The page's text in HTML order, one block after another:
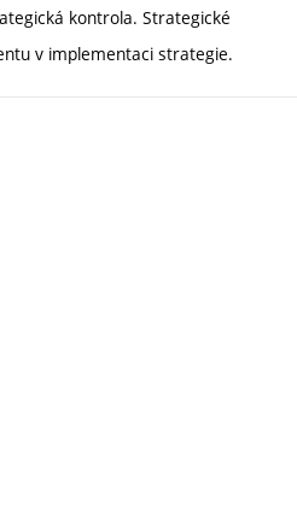
kontrola. Strategické
v implementaci strategie.